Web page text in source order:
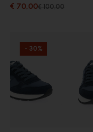
€ 70,00€ 100,00
- 30%